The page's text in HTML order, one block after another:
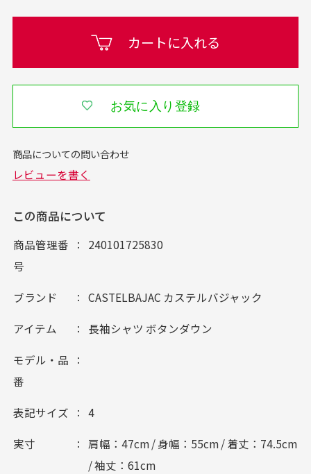
カートに入れる
お気に入り登録
この商品について
商品管理番
号
240101725830
ブランド CASTELBAJAC カステルバジャック
アイテム 長袖シャツ ボタンダウン
モデル・品
番
表記サイズ 4
実寸
肩幅：47cm / 身幅：55cm / 着丈：74.5cm
/ 袖丈：61cm